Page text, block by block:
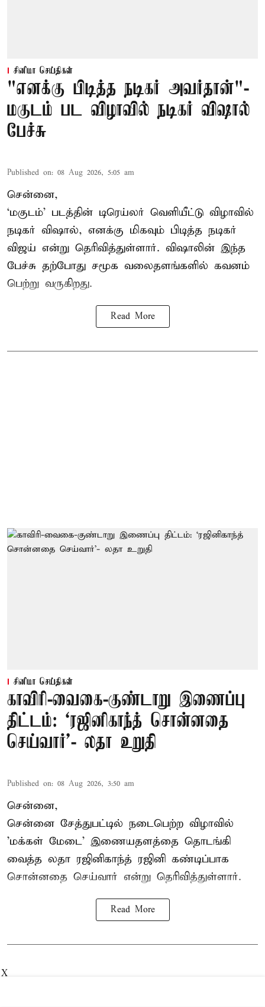
சினிமா செய்திகள்
"எனக்கு பிடித்த நடிகர் அவர்தான்"-
மகுடம் பட விழாவில் நடிகர் விஷால்
பேச்சு
Published on: 08 Aug 2026, 5:05 am
சென்னை,
‘மகுடம்’ படத்தின் டிரெய்லர் வெளியீட்டு விழாவில்
நடிகர் விஷால், எனக்கு மிகவும் பிடித்த நடிகர்
விஜய் என்று தெரிவித்துள்ளார். விஷாலின் இந்த
பேச்சு தற்போது சமூக வலைதளங்களில் கவனம்
பெற்று வருகிறது.
Read More
சினிமா செய்திகள்
காவிரி-வைகை-குண்டாறு இணைப்பு
திட்டம்: ‘ரஜினிகாந்த் சொன்னதை
செய்வார்’- லதா உறுதி
Published on: 08 Aug 2026, 3:50 am
சென்னை,
சென்னை சேத்துபட்டில் நடைபெற்ற விழாவில்
'மக்கள் மேடை' இணையதளத்தை தொடங்கி
வைத்த லதா ரஜினிகாந்த் ரஜினி கண்டிப்பாக
சொன்னதை செய்வார் என்று தெரிவித்துள்ளார்.
Read More
X